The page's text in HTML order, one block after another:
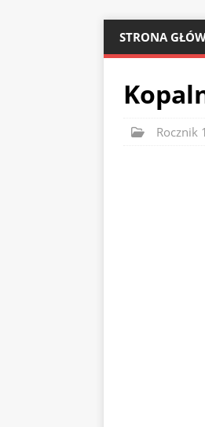
STRONA
Rocznik